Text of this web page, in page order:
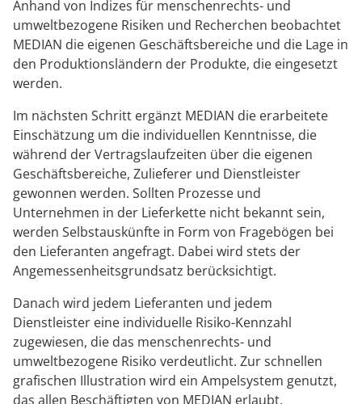
Anhand von Indizes für menschenrechts- und
umweltbezogene Risiken und Recherchen beobachtet
MEDIAN die eigenen Geschäftsbereiche und die Lage in
den Produktionsländern der Produkte, die eingesetzt
werden.
Im nächsten Schritt ergänzt MEDIAN die erarbeitete
Einschätzung um die individuellen Kenntnisse, die
während der Vertragslaufzeiten über die eigenen
Geschäftsbereiche, Zulieferer und Dienstleister
gewonnen werden. Sollten Prozesse und
Unternehmen in der Lieferkette nicht bekannt sein,
werden Selbstauskünfte in Form von Fragebögen bei
den Lieferanten angefragt. Dabei wird stets der
Angemessenheitsgrundsatz berücksichtigt.
Danach wird jedem Lieferanten und jedem
Dienstleister eine individuelle Risiko-Kennzahl
zugewiesen, die das menschenrechts- und
umweltbezogene Risiko verdeutlicht. Zur schnellen
grafischen Illustration wird ein Ampelsystem genutzt,
das allen Beschäftigten von MEDIAN erlaubt,